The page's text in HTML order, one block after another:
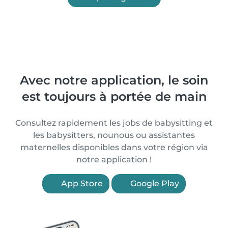
Avec notre application, le soin
est toujours à portée de main
Consultez rapidement les jobs de babysitting et
les babysitters, nounous ou assistantes
maternelles disponibles dans votre région via
notre application !
App Store Google Play